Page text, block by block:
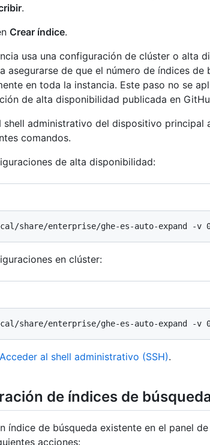
.
Crear índice.
usa una configuración de clúster o alta
asegurarse de que el número de índices de
en toda la instancia. Este paso no se
de alta disponibilidad publicada en
shell administrativo del dispositivo principal
comandos.
de alta disponibilidad:
en clúster:
Acceder al shell administrativo (SSH).
de índices de
índice de búsqueda existente en el panel
acciones: